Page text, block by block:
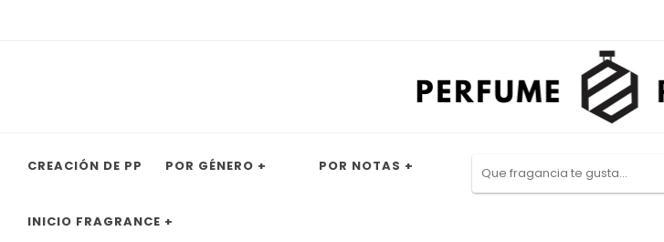
CREACIÓN DE PP POR GÉNERO + POR NOTAS +
INICIO FRAGRANCE +